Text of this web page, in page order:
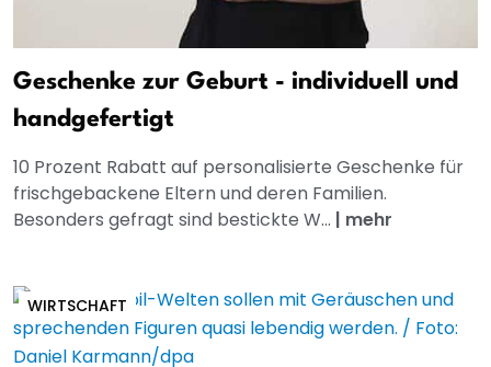
Geschenke zur Geburt - individuell und
handgefertigt
10 Prozent Rabatt auf personalisierte Geschenke für
frischgebackene Eltern und deren Familien.
Besonders gefragt sind bestickte W... | mehr
WIRTSCHAFT